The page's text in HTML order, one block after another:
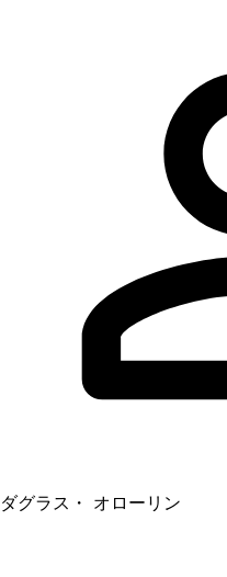
ダグラス・ オローリン